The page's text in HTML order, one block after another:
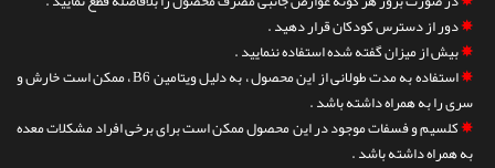
✵دور از دسترس کودکان قرار دهید .
✵بیش از میزان گفته شده استفاده ننمایید .
✵
استفاده به مدت طولانی از این محصول ، به دلیل ویتامین B6 ، ممکن است خارش و
سری را به همراه داشته باشد .
✵کلسیم و فسفات موجود در این محصول ممکن است برای برخی افراد مشکلات معده
به همراه داشته باشد .